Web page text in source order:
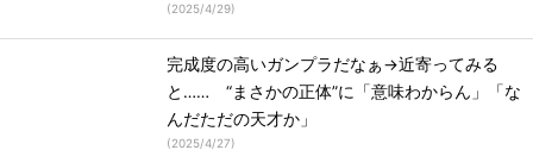
(2025/4/29)
完成度の高いガンプラだなぁ→近寄ってみる
と…… “まさかの正体”に「意味わからん」「な
んだただの天才か」
(2025/4/27)